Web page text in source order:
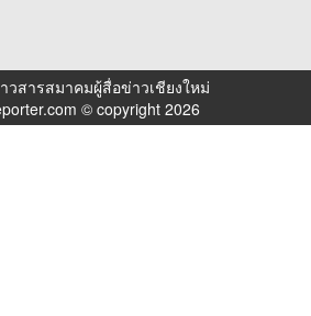
สารสมาคมผู้สื่อข่าวเชียงใหม่
© copyright 2026